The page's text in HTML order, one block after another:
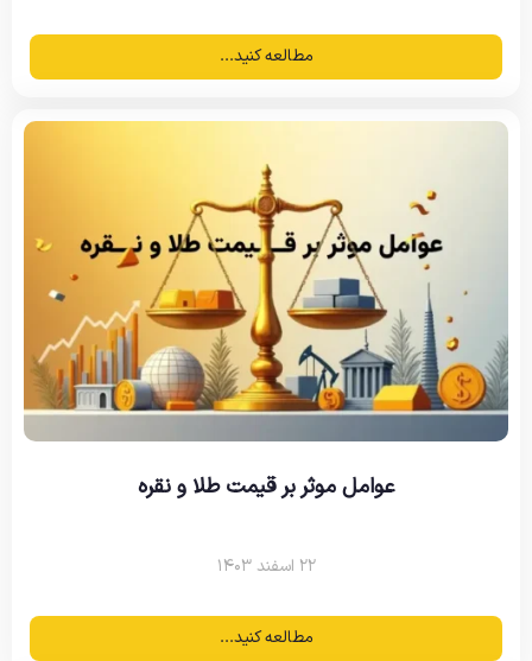
مطالعه کنید...
عوامل موثر بر قیمت طلا و نقره
۲۲ اسفند ۱۴۰۳
مطالعه کنید...